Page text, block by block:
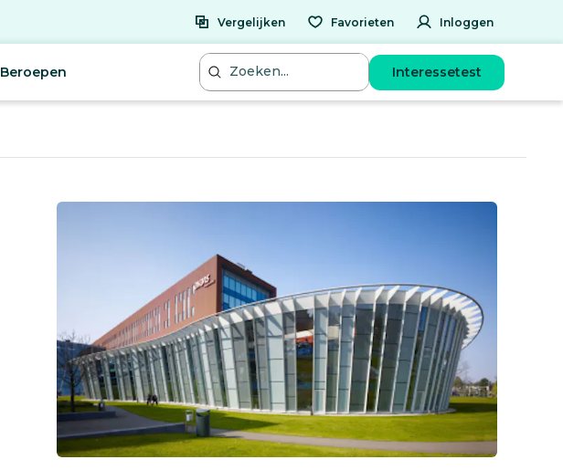
Vergelijken Favorieten Inloggen
Beroepen Interessetest